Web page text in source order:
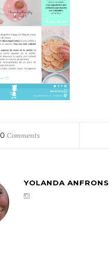
0 Comments
YOLANDA ANFRONS